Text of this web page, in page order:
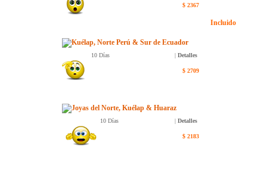
$ 2367
Kuélap, Norte Perú & Sur de Ecuador
| Detalles
10 Días
$ 2709
Joyas del Norte, Kuélap & Huaraz
| Detalles
10 Días
$ 2183
Incluido